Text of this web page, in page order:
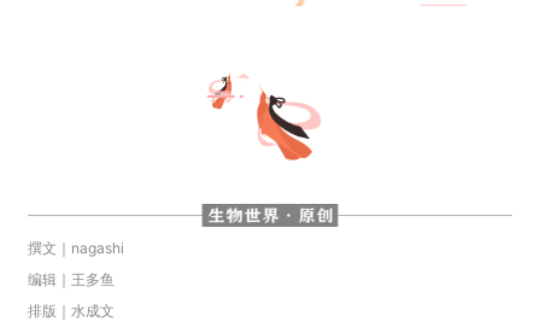
撰文｜nagashi
编辑｜王多鱼
排版｜水成文